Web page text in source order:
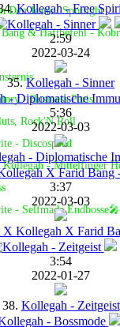
Den Jeans / Spotlight
& Haftbefehl -
- Business Paris
Rock'N Roll
- Discospeed
Kollegah - Mittelfinger
- Selfmade Endbosse🎤
Kollegah - Free
2:59
2022-03-24
35.Kollegah - Sinner
5:36
2022-03-03
- Diplomatische
3:37
2022-03-03
X Kollegah X Farid
3:54
2022-01-27
38. Kollegah - Zeitgeist